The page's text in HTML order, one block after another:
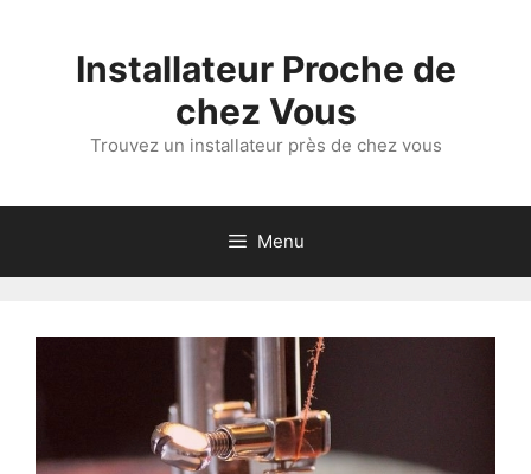
Installateur Proche de
chez Vous
Trouvez un installateur près de chez vous
Menu